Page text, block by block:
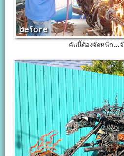
คันนี้ต้องจัดหนัก…จั